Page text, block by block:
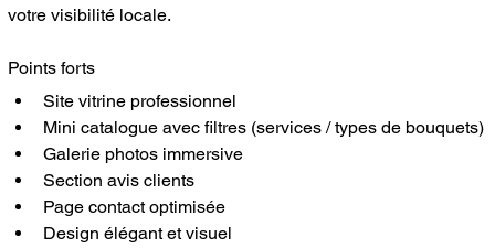
votre visibilité locale.
Points forts
Site vitrine professionnel
Mini catalogue avec filtres (services / types de bouquets)
Galerie photos immersive
Section avis clients
Page contact optimisée
Design élégant et visuel